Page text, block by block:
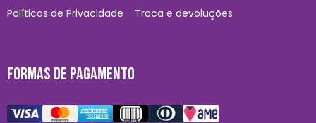
Políticas de Privacidade Troca e devoluções
FORMAS DE PAGAMENTO